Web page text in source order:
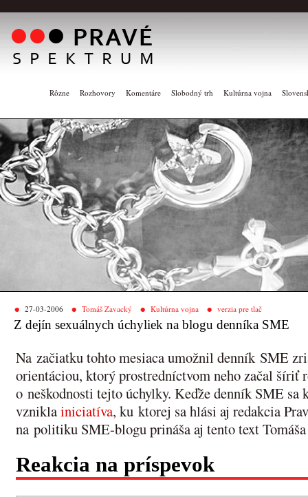
Rôzne Rozhovory Komentáre Slobodný trh Kultúrna vojna
27-03-2006 Tomáš Zavacký Kultúrna vojna verzia pre tlač
Z dejín sexuálnych úchyliek na blogu denníka SME
Na začiatku tohto mesiaca umožnil denník SME
orientáciou, ktorý prostredníctvom neho začal šíriť
o neškodnosti tejto úchylky. Keďže denník SME
vzniklainiciatíva, ku ktorej sa hlási aj redakcia
na politiku SME-blogu prináša aj tento text
Reakcia na príspevok